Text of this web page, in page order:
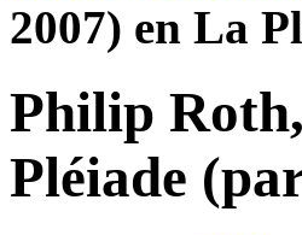
2007) en La
Philip
Pléiade